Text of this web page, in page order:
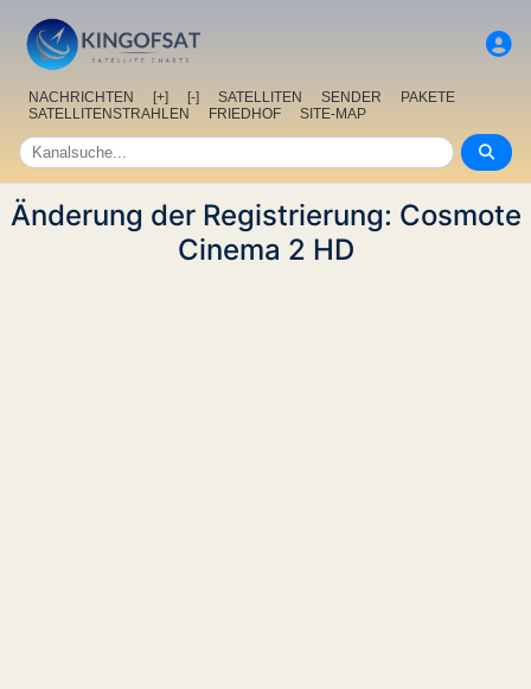
NACHRICHTEN [+] [-] SATELLITEN SENDER
PAKETE
SATELLITENSTRAHLEN
FRIEDHOF SITE-MAP
Änderung der Registrierung: Cosmote
Cinema 2 HD